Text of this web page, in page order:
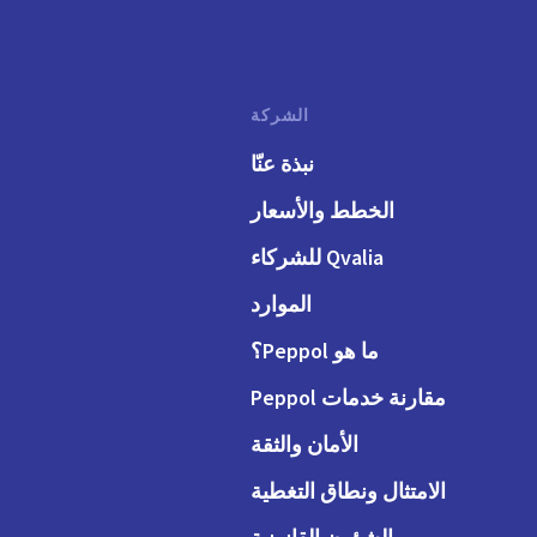
الشركة
نبذة عنّا
الخطط والأسعار
Qvalia للشركاء
الموارد
ما هو Peppol؟
مقارنة خدمات Peppol
الأمان والثقة
الامتثال ونطاق التغطية